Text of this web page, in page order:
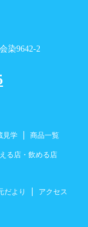
染9642-2
見学 商品一覧
る店・飲める店
だより アクセス